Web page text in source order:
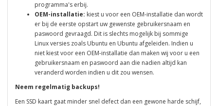
programma's erbij.
OEM-installatie: kiest u voor een OEM-installatie dan wordt
er bij de eerste opstart uw gewenste gebruikersnaam en
paswoord gevraagd. Dit is slechts mogelijk bij sommige
Linux versies zoals Ubuntu en Ubuntu afgeleiden. Indien u
niet kiest voor een OEM-installatie dan maken wij voor u een
gebruikersnaam en paswoord aan die nadien altijd kan
veranderd worden indien u dit zou wensen.
Neem regelmatig backups!
Een SSD kaart gaat minder snel defect dan een gewone harde schijf,